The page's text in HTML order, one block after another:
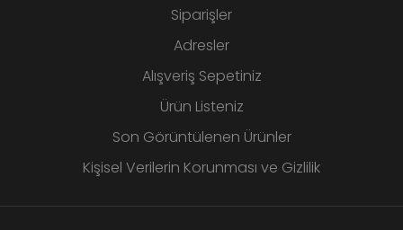
Siparişler
Adresler
Alışveriş Sepetiniz
Ürün Listeniz
Son Görüntülenen Ürünler
Kişisel Verilerin Korunması ve Gizlilik